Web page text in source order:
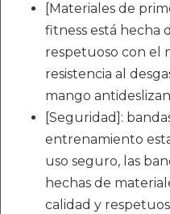
[Materiales de
fitness está hecha
respetuoso con el
resistencia al
mango
[Seguridad]:
entrenamiento
uso seguro, las
hechas de
calidad y